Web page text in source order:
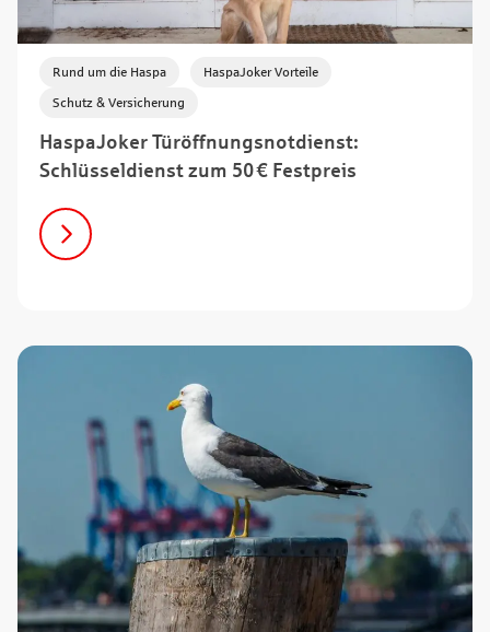
HaspaJoker Türöffnungsnotdienst:
Schlüsseldienst zum 50 € Festpreis
Rund um die Haspa HaspaJoker Vorteile
Schutz & Versicherung